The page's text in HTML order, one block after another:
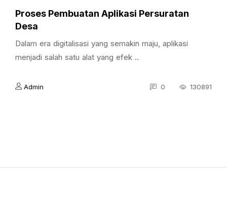
Proses Pembuatan Aplikasi Persuratan
Desa
Dalam era digitalisasi yang semakin maju, aplikasi
menjadi salah satu alat yang efek ..
Admin 0 130891